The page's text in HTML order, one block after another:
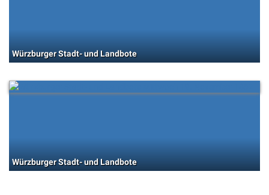
Würzburger Stadt- und Landbote
Würzburger Stadt- und Landbote